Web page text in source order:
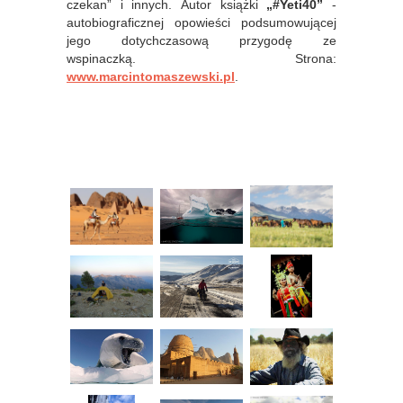
czekan” i innych. Autor książki „#Yeti40” -
autobiograficznej opowieści podsumowującej
jego dotychczasową przygodę ze
wspinaczką. Strona:
www.marcintomaszewski.pl